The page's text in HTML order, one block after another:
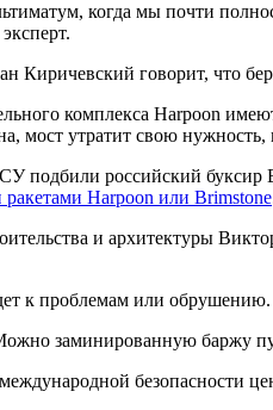
когда мы почти
Киричевский говорит, что
комплекса Harpoon
мост утратит свою нужность,
подбили российский
ракетами Harpoon или Brimstone
и архитектуры
к проблемам или
заминированную баржу
безопасности